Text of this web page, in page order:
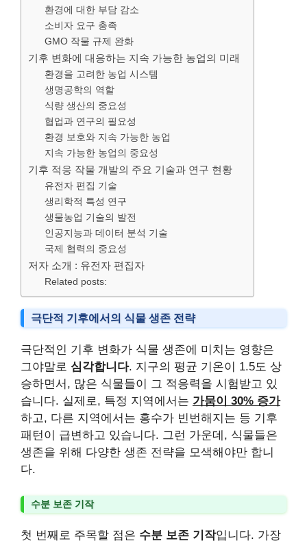
환경에 대한 부담 감소
소비자 요구 충족
GMO 작물 규제 완화
기후 변화에 대응하는 지속 가능한 농업의 미래
환경을 고려한 농업 시스템
생명공학의 역할
식량 생산의 중요성
협업과 연구의 필요성
환경 보호와 지속 가능한 농업
지속 가능한 농업의 중요성
기후 적응 작물 개발의 주요 기술과 연구 현황
유전자 편집 기술
생리학적 특성 연구
생물농업 기술의 발전
인공지능과 데이터 분석 기술
국제 협력의 중요성
저자 소개 : 유전자 편집자
Related posts:
극단적 기후에서의 식물 생존 전략
극단적인 기후 변화가 식물 생존에 미치는 영향은
그야말로 심각합니다. 지구의 평균 기온이 1.5도 상
승하면서, 많은 식물들이 그 적응력을 시험받고 있
습니다. 실제로, 특정 지역에서는 가뭄이 30% 증가
하고, 다른 지역에서는 홍수가 빈번해지는 등 기후
패턴이 급변하고 있습니다. 그런 가운데, 식물들은
생존을 위해 다양한 생존 전략을 모색해야만 합니
다.
수분 보존 기작
첫 번째로 주목할 점은 수분 보존 기작입니다. 가장